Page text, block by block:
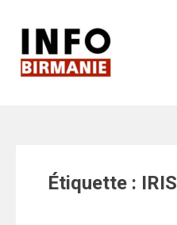
Étiquette : IRIS